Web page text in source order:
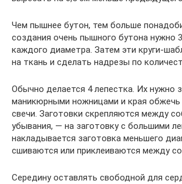
Чем пышнее бутон, тем больше
создания очень пышного бутона нужно
каждого диаметра. Затем эти круги-
на ткань и сделать надрезы по
Обычно делается 4 лепестка. Их нужно
маникюрными ножницами и края обжечь
свечи. Заготовки скрепляются между
убывания, — на заготовку с большими
накладывается заготовка меньшего
сшиваются или приклеиваются между
Середину оставлять свободной для